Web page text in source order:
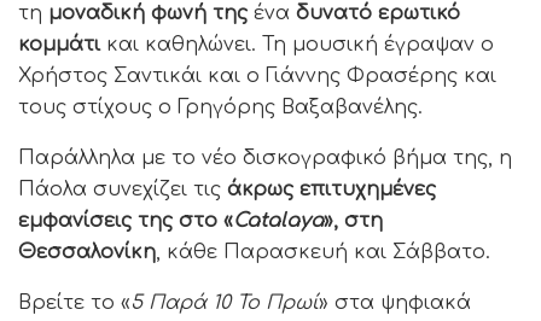
τη μοναδική φωνή της ένα δυνατό ερωτικό
κομμάτι και καθηλώνει. Τη μουσική έγραψαν ο
Χρήστος Σαντικάι και ο Γιάννης Φρασέρης και
τους στίχους ο Γρηγόρης Βαξαβανέλης.
Παράλληλα με το νέο δισκογραφικό βήμα της, η
Πάολα συνεχίζει τις άκρως επιτυχημένες
εμφανίσεις της στο «Catalaya», στη
Θεσσαλονίκη, κάθε Παρασκευή και Σάββατο.
Βρείτε το «5 Παρά 10 Το Πρωί» στα ψηφιακά